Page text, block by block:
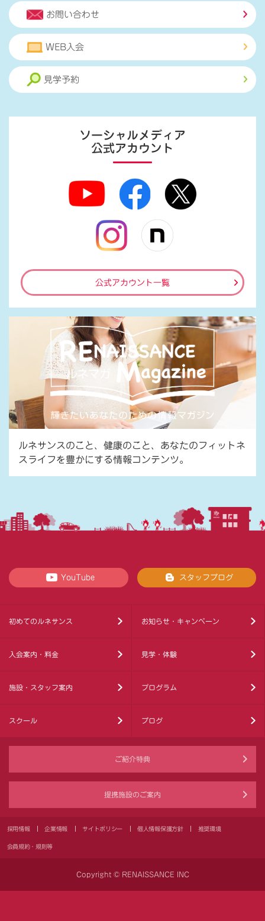
お問い合わせ
WEB入会
見学予約
ソーシャルメディア
公式アカウント
公式アカウント一覧
ルネサンスのこと、健康のこと、あなたのフィットネ
スライフを豊かにする情報コンテンツ。
YouTube スタッフブログ
初めてのルネサンス お知らせ・キャンペーン
入会案内・料金 見学・体験
施設・スタッフ案内 プログラム
スクール ブログ
ご紹介特典
提携施設のご案内
採用情報 企業情報 サイトポリシー 個人情報保護方針 推奨環境
会員規約・規則等
Copyright © RENAISSANCE INC